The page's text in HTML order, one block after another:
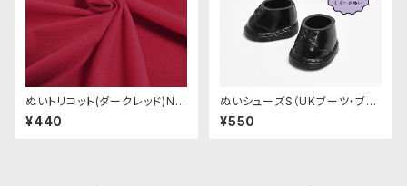
ぬいトリコット(ダークレッド)NL
032 ぬいぐるみ用薄手パイル生
地 20cm
¥440
ぬいシューズS（UKブーツ・ブラ
ック）｜身長11cm前後のぬいぐ
るみ用ソフビ靴
¥550